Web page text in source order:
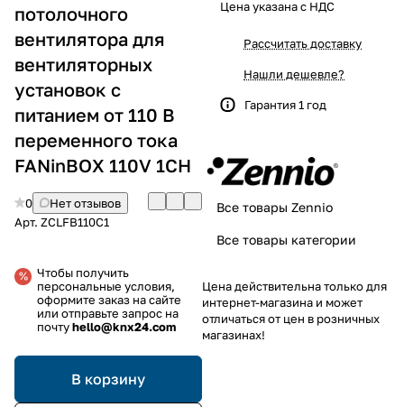
потолочного
вентилятора для
вентиляторных
установок с
питанием от 110 В
переменного тока
FANinBOX 110V 1CH
0
Нет отзывов
Арт. ZCLFB110C1
Чтобы получить
персональные условия,
оформите заказ на сайте
или отправьте запрос на
почтуhello@knx24.com
В корзину
Рассчитать доставку
Нашли дешевле?
Гарантия 1 год
Все товары Zennio
Все товары категории
Цена действительна только для
интернет-магазина и может
отличаться от цен в розничных
магазинах!